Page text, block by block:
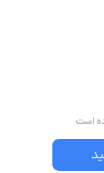
است